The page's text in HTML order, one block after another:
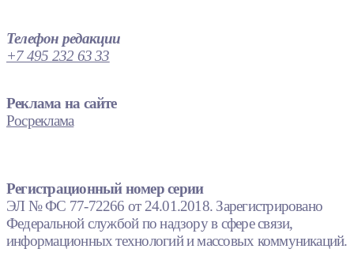
Телефон редакции
+7 495 232 63 33
Реклама на сайте
Росреклама
Регистрационный номер серии
ЭЛ № ФС 77-72266 от 24.01.2018. Зарегистрировано
Федеральной службой по надзору в сфере связи,
информационных технологий и массовых коммуникаций.